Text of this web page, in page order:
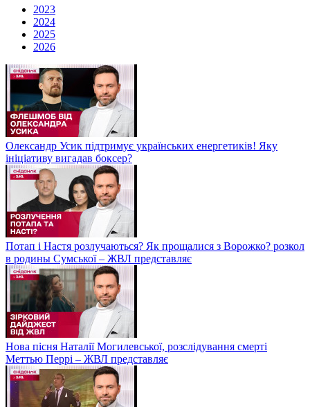
2023
2024
2025
2026
Олександр Усик підтримує українських енергетиків! Яку
ініціативу вигадав боксер?
Потап і Настя розлучаються? Як прощалися з Ворожко? розкол
в родины Сумської – ЖВЛ представляє
Нова пісня Наталії Могилевської, розслідування смерті
Меттью Перрі – ЖВЛ представляє